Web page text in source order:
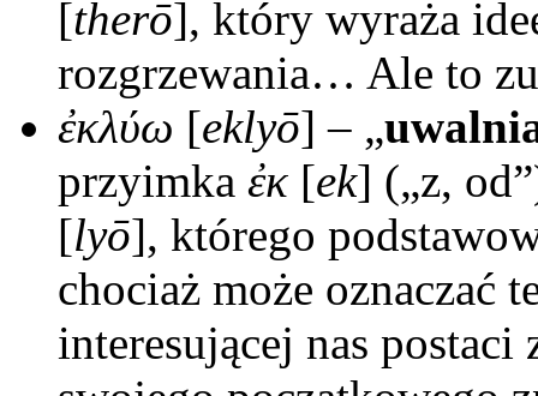
[therō], który wyraża
rozgrzewania… Ale to
ἐκλύω [eklyō] – „
przyimka ἐκ [ek] („z,
[lyō], którego
chociaż może oznaczać
interesującej nas postaci